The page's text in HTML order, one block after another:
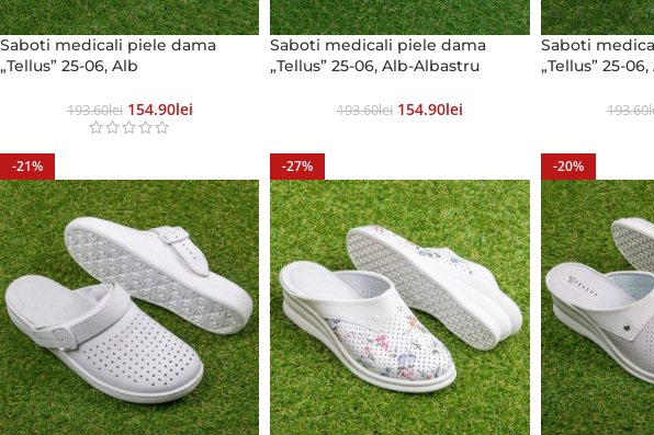
Saboti medicali piele dama
„Tellus” 25-06, Alb
193.60Lei 154.90Lei
Saboti medicali piele dama
„Tellus” 25-06, Alb-Albastru
193.60Lei 154.90Lei
Saboti
„Tellus” 25-
193.60
-21% -27% -20%